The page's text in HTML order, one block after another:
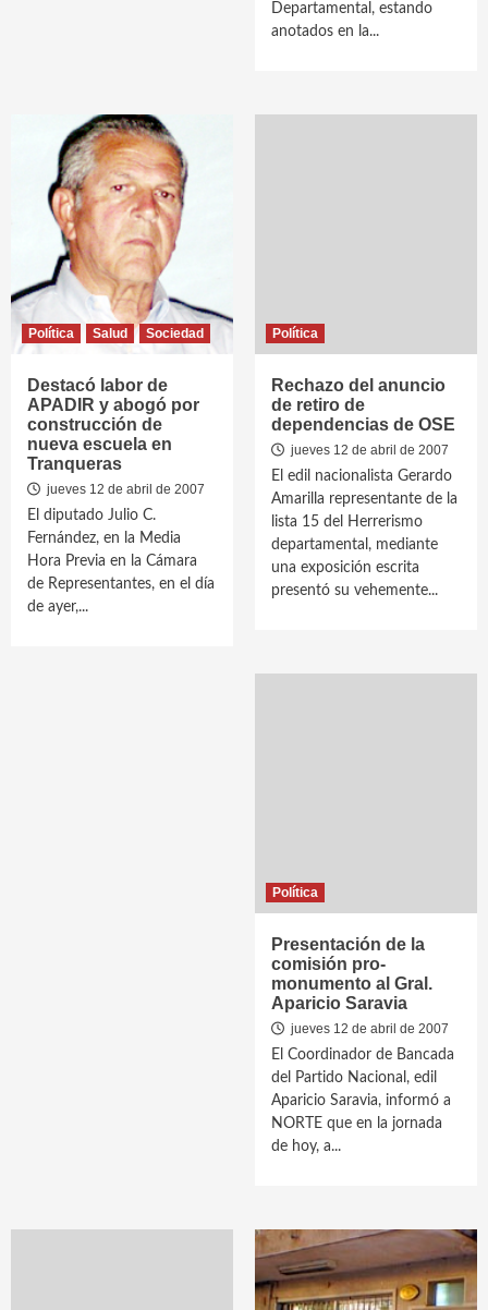
Departamental, estando
anotados en la...
Política Salud Sociedad
Destacó labor de
APADIR y abogó por
construcción de
nueva escuela en
Tranqueras
jueves 12 de abril de 2007
El diputado Julio C.
Fernández, en la Media
Hora Previa en la Cámara
de Representantes, en el día
de ayer,...
Política
Rechazo del anuncio
de retiro de
dependencias de OSE
jueves 12 de abril de 2007
El edil nacionalista Gerardo
Amarilla representante de la
lista 15 del Herrerismo
departamental, mediante
una exposición escrita
presentó su vehemente...
Política
Presentación de la
comisión pro-
monumento al Gral.
Aparicio Saravia
jueves 12 de abril de 2007
El Coordinador de Bancada
del Partido Nacional, edil
Aparicio Saravia, informó a
NORTE que en la jornada
de hoy, a...